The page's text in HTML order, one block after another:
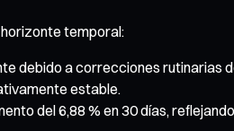
temporal:
debido a correcciones rutinarias
estable.
del 6,88 % en 30 días,